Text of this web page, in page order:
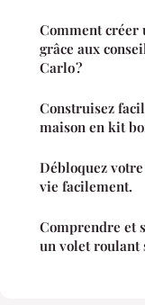
Comment
grâce aux
Carlo ?
Construisez
maison en kit
Débloquez
vie facilement.
Comprendre et
un volet roulant